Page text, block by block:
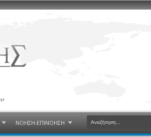
ΝΟΗΣΗ-ΕΠΙΝΟΗΣΗ